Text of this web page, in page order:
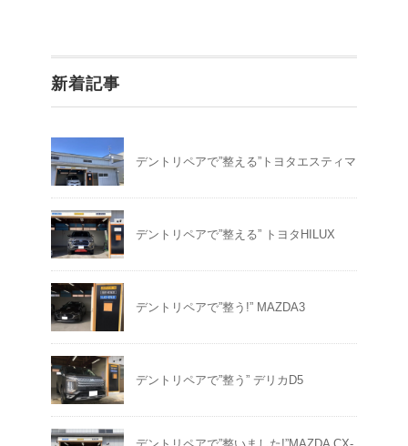
新着記事
デントリペアで”整える”トヨタエスティマ
デントリペアで”整える” トヨタHILUX
デントリペアで”整う!” MAZDA3
デントリペアで”整う” デリカD5